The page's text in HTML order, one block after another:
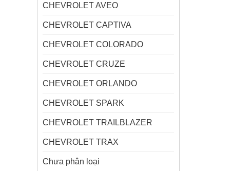
CHEVROLET AVEO
CHEVROLET CAPTIVA
CHEVROLET COLORADO
CHEVROLET CRUZE
CHEVROLET ORLANDO
CHEVROLET SPARK
CHEVROLET TRAILBLAZER
CHEVROLET TRAX
Chưa phân loại